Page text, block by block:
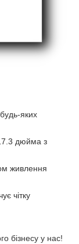
яких
дюйма з
живлення
чітку
бізнесу у нас!